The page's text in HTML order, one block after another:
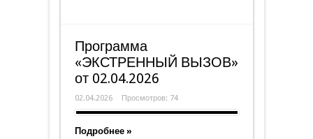
Программа
«ЭКСТРЕННЫЙ ВЫЗОВ»
от 02.04.2026
02.04.2026 Просмотров: 74
Подробнее »